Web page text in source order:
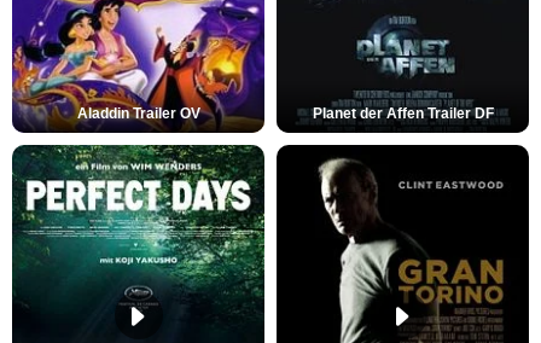
Aladdin Trailer OV Planet der Affen Trailer DF